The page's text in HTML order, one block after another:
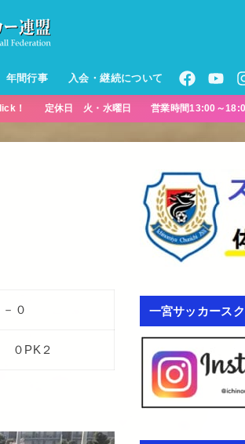
年間行事 入会・継続について
click！ 定休日 火・水曜日 営業時間13:00～
－０
０PK２
一宮サッカース